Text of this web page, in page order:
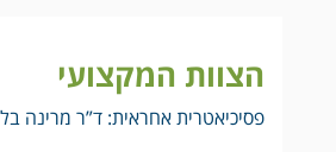
הצוות המקצועי
פסיכיאטרית אחראית: ד”ר מרינה בליאק